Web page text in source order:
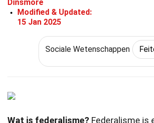
Dinsmore
Modified & Updated:
15 Jan 2025
Sociale Wetenschappen
Wat is federalisme? Federalisme is